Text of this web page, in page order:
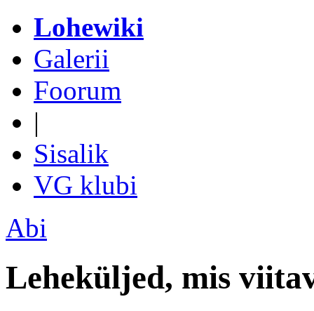
Lohewiki
Galerii
Foorum
|
Sisalik
VG klubi
Abi
Leheküljed, mis